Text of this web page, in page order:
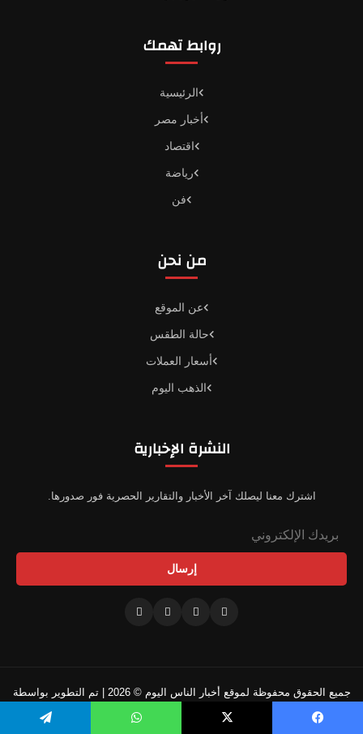
روابط تهمك
الرئيسية
أخبار مصر
اقتصاد
رياضة
فن
من نحن
عن الموقع
حالة الطقس
أسعار العملات
الذهب اليوم
النشرة الإخبارية
اشترك معنا ليصلك آخر الأخبار والتقارير الحصرية فور صدورها.
إرسال
جميع الحقوق محفوظة لموقع أخبار الناس اليوم © 2026 | تم التطوير بواسطة